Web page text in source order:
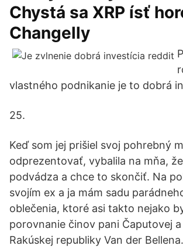
Chystá sa XRP ísť
Changelly
vlastného podnikanie je to dobrá
25.
Keď som jej prišiel svoj pohrebný
odprezentovať, vybalila na mňa,
podvádza a chce to skončiť. Na
svojím ex a ja mám sadu
oblečenia, ktoré asi takto nejako
porovnanie činov pani Čaputovej
Rakúskej republiky Van der